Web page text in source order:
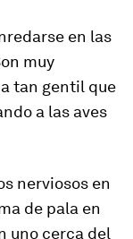
en las
muy
tan gentil que
a las aves
nerviosos en
de pala en
uno cerca del